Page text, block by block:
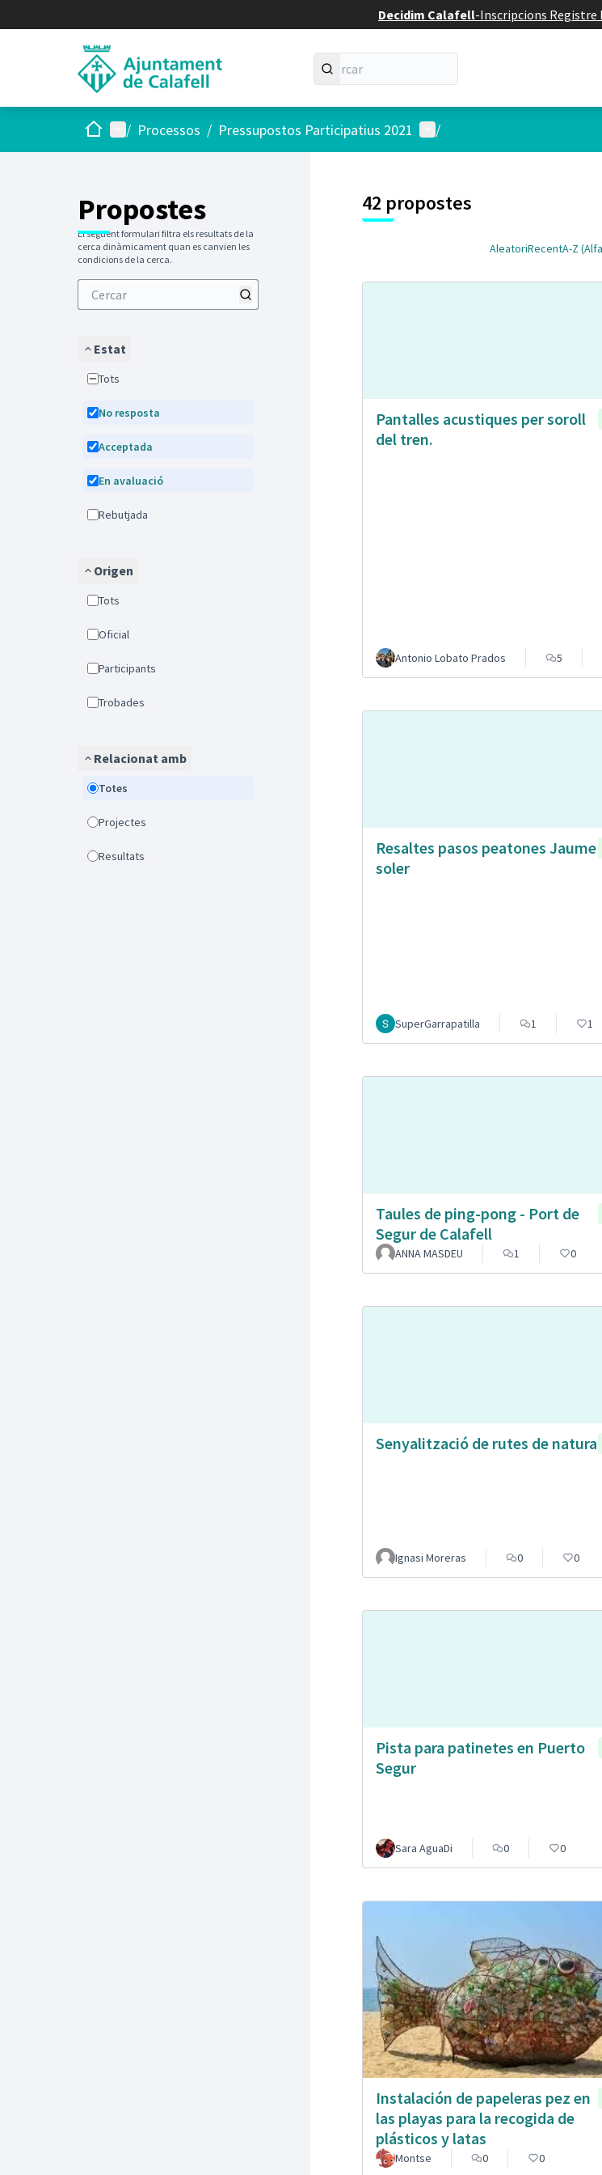
Decidim Calafell-Inscripcions Registre
Inici Menú principal
/ Processos / Pressupostos Participatius 2021 Menú d'usuari
/
Propostes
El següent formulari filtra els resultats de la
cerca dinàmicament quan es canvien les
condicions de la cerca.
Estat
Tots
No resposta
Acceptada
En avaluació
Rebutjada
Origen
Tots
Oficial
Participants
Trobades
Relacionat amb
Totes
Projectes
Resultats
42 propostes
AleatoriRecentA-Z
Pantalles acustiques per soroll
del tren.
Antonio Lobato Prados 5
Resaltes pasos peatones Jaume
soler
SuperGarrapatilla 1 1
Taules de ping-pong - Port de
Segur de Calafell
ANNA MASDEU 1 0
Senyalització de rutes de natura
Ignasi Moreras 0 0
Pista para patinetes en Puerto
Segur
Sara AguaDi 0 0
Instalación de papeleras pez en
las playas para la recogida de
plásticos y latas
Montse 0 0